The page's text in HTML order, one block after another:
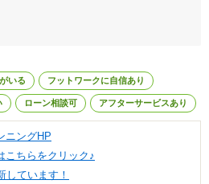
いる フットワークに自信あり
ローン相談可 アフターサービスあり
ニングHP
ちらをクリック♪
ています！